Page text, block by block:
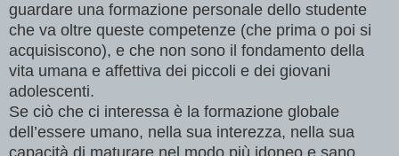
guardare una formazione personale dello studente
che va oltre queste competenze (che prima o poi si
acquisiscono), e che non sono il fondamento della
vita umana e affettiva dei piccoli e dei giovani
adolescenti.
Se ciò che ci interessa è la formazione globale
dell’essere umano, nella sua interezza, nella sua